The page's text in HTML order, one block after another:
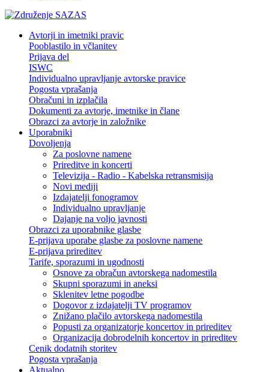
Avtorji in imetniki pravic
Pooblastilo in včlanitev
Prijava del
ISWC
Individualno upravljanje avtorske pravice
Pogosta vprašanja
Obračuni in izplačila
Dokumenti za avtorje, imetnike in člane
Obrazci za avtorje in založnike
Uporabniki
Dovoljenja
Za poslovne namene
Prireditve in koncerti
Televizija - Radio - Kabelska retransmisija
Novi mediji
Izdajatelji fonogramov
Individualno upravljanje
Dajanje na voljo javnosti
Obrazci za uporabnike glasbe
E-prijava uporabe glasbe za poslovne namene
E-prijava prireditev
Tarife, sporazumi in ugodnosti
Osnove za obračun avtorskega nadomestila
Skupni sporazumi in aneksi
Sklenitev letne pogodbe
Dogovor z izdajatelji TV programov
Znižano plačilo avtorskega nadomestila
Popusti za organizatorje koncertov in prireditev
Organizacija dobrodelnih koncertov in prireditev
Cenik dodatnih storitev
Pogosta vprašanja
Aktualno